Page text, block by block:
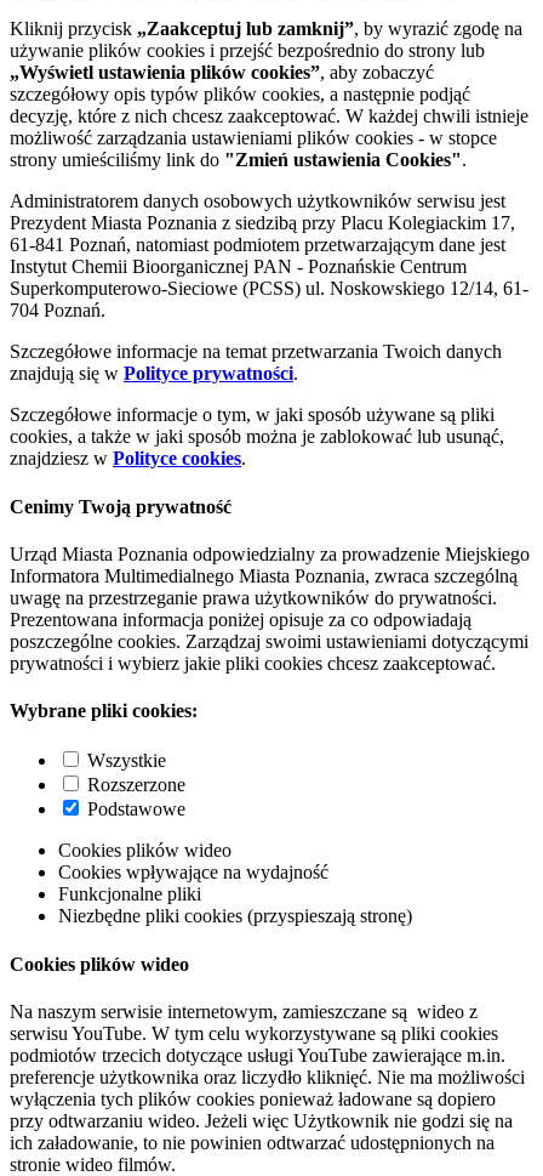
Kliknij przycisk „Zaakceptuj lub zamknij”, by wyrazić zgodę na
używanie plików cookies i przejść bezpośrednio do strony lub
„Wyświetl ustawienia plików cookies”, aby zobaczyć
szczegółowy opis typów plików cookies, a następnie podjąć
decyzję, które z nich chcesz zaakceptować. W każdej chwili istnieje
możliwość zarządzania ustawieniami plików cookies - w stopce
strony umieściliśmy link do "Zmień ustawienia Cookies".
Administratorem danych osobowych użytkowników serwisu jest
Prezydent Miasta Poznania z siedzibą przy Placu Kolegiackim 17,
61-841 Poznań, natomiast podmiotem przetwarzającym dane jest
Instytut Chemii Bioorganicznej PAN - Poznańskie Centrum
Superkomputerowo-Sieciowe (PCSS) ul. Noskowskiego 12/14, 61-
704 Poznań.
Szczegółowe informacje na temat przetwarzania Twoich danych
znajdują się w Polityce prywatności.
Szczegółowe informacje o tym, w jaki sposób używane są pliki
cookies, a także w jaki sposób można je zablokować lub usunąć,
znajdziesz w Polityce cookies.
Cenimy Twoją prywatność
Urząd Miasta Poznania odpowiedzialny za prowadzenie Miejskiego
Informatora Multimedialnego Miasta Poznania, zwraca szczególną
uwagę na przestrzeganie prawa użytkowników do prywatności.
Prezentowana informacja poniżej opisuje za co odpowiadają
poszczególne cookies. Zarządzaj swoimi ustawieniami dotyczącymi
prywatności i wybierz jakie pliki cookies chcesz zaakceptować.
Wybrane pliki cookies:
Wszystkie
Rozszerzone
Podstawowe
Cookies plików wideo
Cookies wpływające na wydajność
Funkcjonalne pliki
Niezbędne pliki cookies (przyspieszają stronę)
Cookies plików wideo
Na naszym serwisie internetowym, zamieszczane są wideo z
serwisu YouTube. W tym celu wykorzystywane są pliki cookies
podmiotów trzecich dotyczące usługi YouTube zawierające m.in.
preferencje użytkownika oraz liczydło kliknięć. Nie ma możliwości
wyłączenia tych plików cookies ponieważ ładowane są dopiero
przy odtwarzaniu wideo. Jeżeli więc Użytkownik nie godzi się na
ich załadowanie, to nie powinien odtwarzać udostępnionych na
stronie wideo filmów.